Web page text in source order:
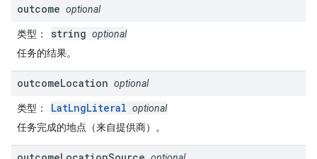
outcome optional
类型 ： string optional
任务的结果。
outcomeLocation optional
类型 ： LatLngLiteral optional
任务完成的地点（来自提供商）。